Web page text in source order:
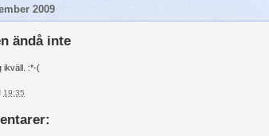
2009
ändå inte
ikväll. :*-(
19:35